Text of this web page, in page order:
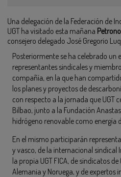
Una delegación de la Federación de
UGT ha visitado esta mañana
consejero delegado José Gregorio
Posteriormente se ha celebrado un
representantes sindicales y
compañía, en la que han
los planes y proyectos de
con respecto a la jornada que UGT
Bilbao, junto a la Fundación
hidrógeno renovable como energía
En el mismo participarán
y vasco, de la internacional sindical
la propia UGT FICA, de sindicatos
Alemania y Noruega, y de expertos